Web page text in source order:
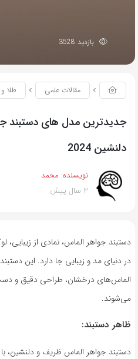
بازدید 3528
مقالات علمی طلا
جدیدترین مدل های دستبند
دلنشین 2024
نویسنده: محمد
2 سال پیش
دستبند جواهر الماس، نمادی از
در دنیای مد و زیبایی جا دارد. این
الماس‌های درخشان، طراحی دقیق و
می‌شوند.
ظاهر دستبند:
دستبند جواهر الماس ظریف و